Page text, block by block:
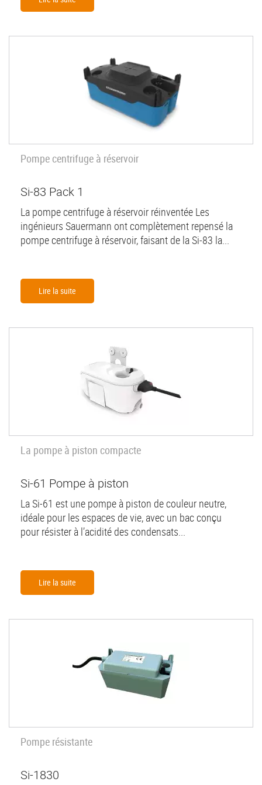
Pompe centrifuge à réservoir
Si-83 Pack 1
La pompe centrifuge à réservoir réinventée Les
ingénieurs Sauermann ont complètement repensé la
pompe centrifuge à réservoir, faisant de la Si-83 la...
Lire la suite
La pompe à piston compacte
Si-61 Pompe à piston
La Si-61 est une pompe à piston de couleur neutre,
idéale pour les espaces de vie, avec un bac conçu
pour résister à l’acidité des condensats...
Lire la suite
Pompe résistante
Si-1830